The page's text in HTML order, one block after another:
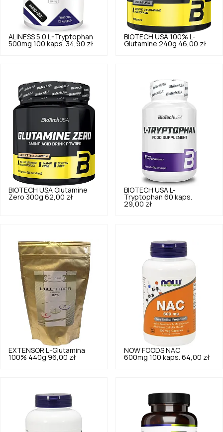
ALINESS 5.0
L-Tryptophan
500mg 100 kaps. 34,90 zł
BIOTECH USA 100% L-
Glutamine 240g 46,00 zł
BIOTECH USA Glutamine
Zero 300g 62,00 zł
BIOTECH USA L-
Tryptophan 60 kaps.
29,00 zł
EXTENSOR L-Glutamina
100% 440g 96,00 zł
NOW FOODS NAC
600mg 100 kaps. 64,00 zł